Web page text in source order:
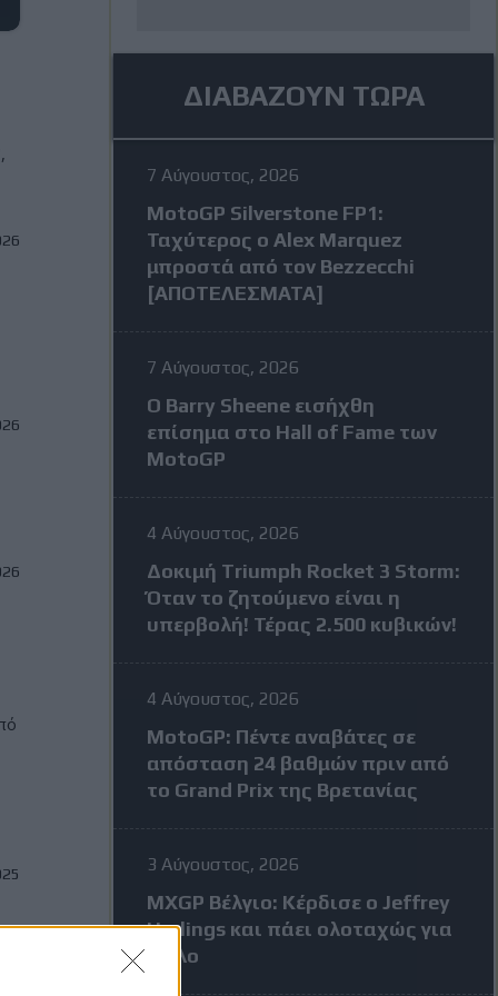
ΔΙΑΒΑΖΟΥΝ ΤΩΡΑ
7 Αύγουστος, 2026
MotoGP Silverstone FP1:
Ταχύτερος ο Alex Marquez
μπροστά από τον Bezzecchi
[ΑΠΟΤΕΛΕΣΜΑΤΑ]
7 Αύγουστος, 2026
Ο Barry Sheene εισήχθη
επίσημα στο Hall of Fame των
MotoGP
4 Αύγουστος, 2026
Δοκιμή Triumph Rocket 3 Storm:
Όταν το ζητούμενο είναι η
υπερβολή! Τέρας 2.500 κυβικών!
4 Αύγουστος, 2026
MotoGP: Πέντε αναβάτες σε
απόσταση 24 βαθμών πριν από
το Grand Prix της Βρετανίας
3 Αύγουστος, 2026
MXGP Βέλγιο: Κέρδισε ο Jeffrey
Herlings και πάει ολοταχώς για
τίτλο